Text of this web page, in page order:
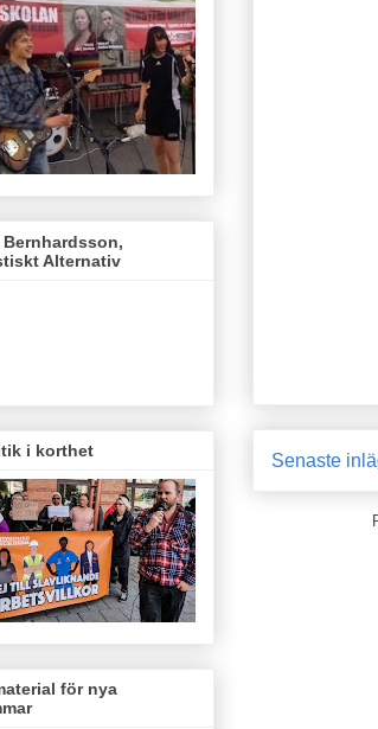
Senaste
Bernhardsson,
Alternativ
i korthet
för nya